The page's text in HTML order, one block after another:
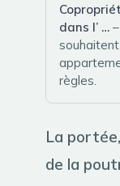
dans l’ …
règles.
La
de la